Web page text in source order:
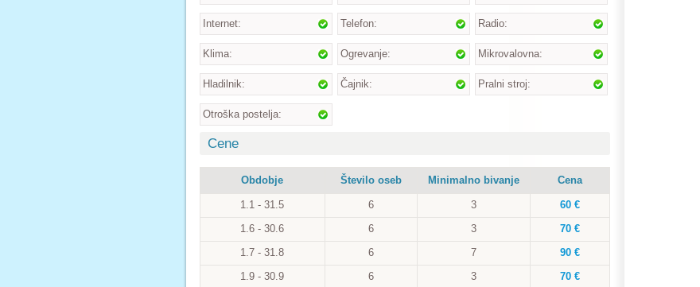
Internet: Telefon: Radio:
Klima: Ogrevanje: Mikrovalovna:
Hladilnik: Čajnik: Pralni stroj:
Otroška postelja:
Cene
Obdobje Število oseb Minimalno bivanje Cena
1.1 - 31.5 6 3
60 €
1.6 - 30.6
6 3
70 €
1.7 - 31.8
6 7
90 €
1.9 - 30.9
6 3
70 €